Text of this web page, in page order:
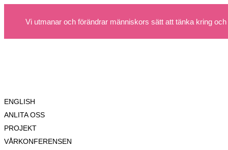
Vi utmanar och förändrar människors sätt att tänka kring
ENGLISH
ANLITA OSS
PROJEKT
VÅRKONFERENSEN